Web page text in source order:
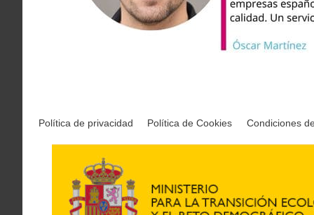
Política de privacidad Política de Cookies Condiciones